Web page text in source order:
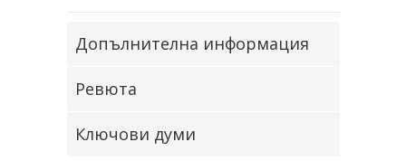
Допълнителна информация
Ревюта
Ключови думи